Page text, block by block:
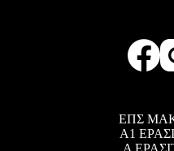
ΕΠΣ
Α1
Α